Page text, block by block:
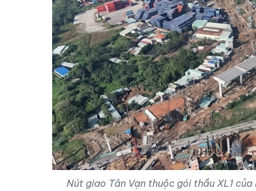
Nút giao Tân Vạn thuộc gói thầu XL1